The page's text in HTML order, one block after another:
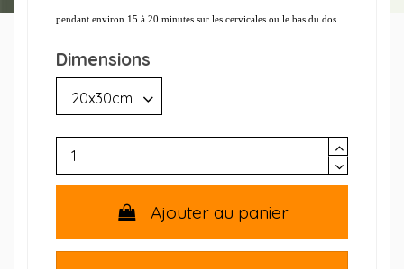
pendant environ 15 à 20 minutes sur les cervicales ou le bas du dos.
Dimensions
Ajouter au panier